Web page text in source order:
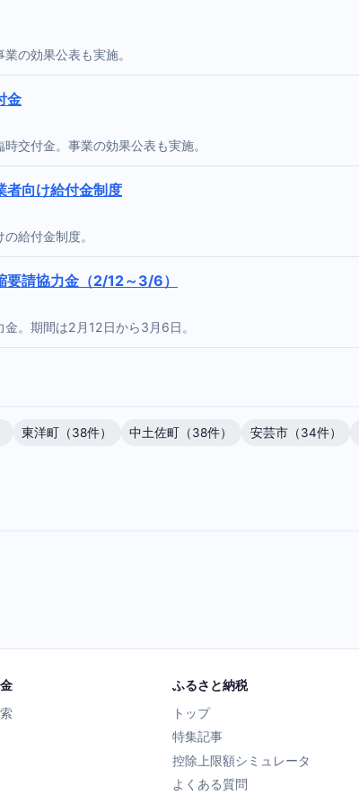
の効果公表も実施。
金
交付金。事業の効果公表も実施。
者向け給付金制度
給付金制度。
要請協力金（2/12～3/6）
。期間は2月12日から3月6日。
東洋町（38件） 中土佐町（38件） 安芸市（34件）
ふるさと納税
トップ
特集記事
控除上限額シミュレータ
よくある質問